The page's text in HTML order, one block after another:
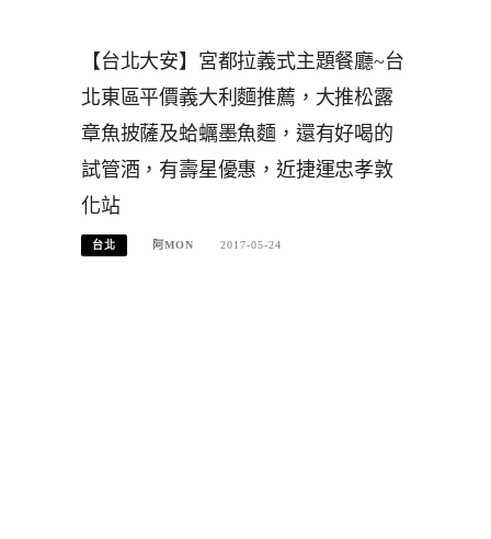
【台北大安】宮都拉義式主題餐廳~台
北東區平價義大利麵推薦，大推松露
章魚披薩及蛤蠣墨魚麵，還有好喝的
試管酒，有壽星優惠，近捷運忠孝敦
化站
台北 阿MON 2017-05-24